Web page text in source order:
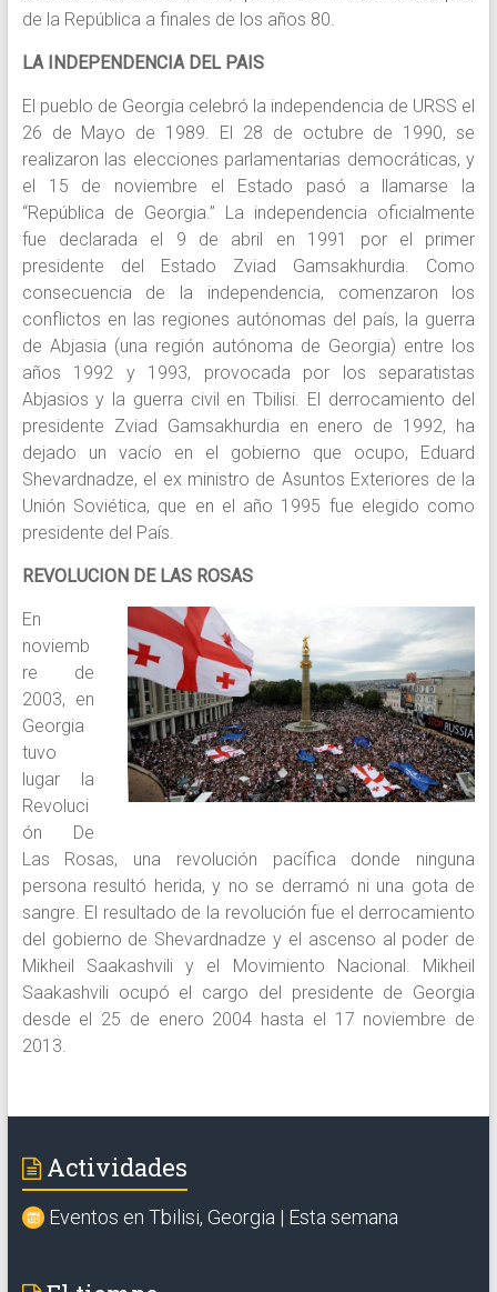
de la República a finales de los años 80.
LA INDEPENDENCIA DEL PAIS
El pueblo de Georgia celebró la independencia de URSS el
26 de Mayo de 1989. El 28 de octubre de 1990, se
realizaron las elecciones parlamentarias democráticas, y
el 15 de noviembre el Estado pasó a llamarse la
“República de Georgia.” La independencia oficialmente
fue declarada el 9 de abril en 1991 por el primer
presidente del Estado Zviad Gamsakhurdia. Como
consecuencia de la independencia, comenzaron los
conflictos en las regiones autónomas del país, la guerra
de Abjasia (una región autónoma de Georgia) entre los
años 1992 y 1993, provocada por los separatistas
Abjasios y la guerra civil en Tbilisi. El derrocamiento del
presidente Zviad Gamsakhurdia en enero de 1992, ha
dejado un vacío en el gobierno que ocupo, Eduard
Shevardnadze, el ex ministro de Asuntos Exteriores de la
Unión Soviética, que en el año 1995 fue elegido como
presidente del País.
REVOLUCION DE LAS ROSAS
En
noviemb
re de
2003, en
Georgia
tuvo
lugar la
Revoluci
ón De
Las Rosas, una revolución pacífica donde ninguna
persona resultó herida, y no se derramó ni una gota de
sangre. El resultado de la revolución fue el derrocamiento
del gobierno de Shevardnadze y el ascenso al poder de
Mikheil Saakashvili y el Movimiento Nacional. Mikheil
Saakashvili ocupó el cargo del presidente de Georgia
desde el 25 de enero 2004 hasta el 17 noviembre de
2013.
Actividades
Eventos en Tbilisi, Georgia | Esta semana